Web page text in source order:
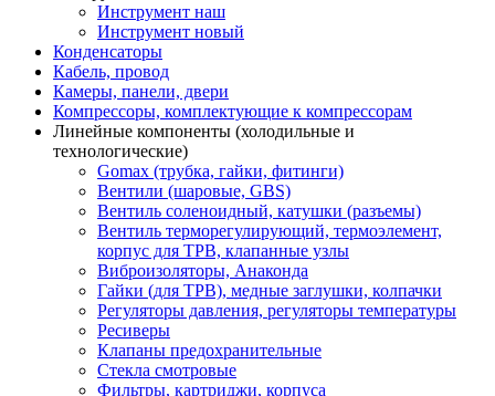
Инструмент наш
Инструмент новый
Конденсаторы
Кабель, провод
Камеры, панели, двери
Компрессоры, комплектующие к компрессорам
Линейные компоненты (холодильные и
технологические)
Gomax (трубка, гайки, фитинги)
Вентили (шаровые, GBS)
Вентиль соленоидный, катушки (разъемы)
Вентиль терморегулирующий, термоэлемент,
корпус для ТРВ, клапанные узлы
Виброизоляторы, Анаконда
Гайки (для ТРВ), медные заглушки, колпачки
Регуляторы давления, регуляторы температуры
Ресиверы
Клапаны предохранительные
Стекла смотровые
Фильтры, картриджи, корпуса